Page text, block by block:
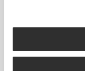
Kesätyöntekijän